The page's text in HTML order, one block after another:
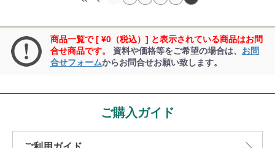
商品一覧で [ ¥0（税込）] と表示されている商品はお問
合せ商品です。
資料や価格等をご希望の場合は、 お問
合せフォームからお問合せお願い致します。
ご購入ガイド